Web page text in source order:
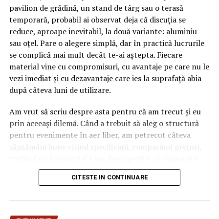
pavilion de grădină, un stand de târg sau o terasă
temporară, probabil ai observat deja că discuția se
reduce, aproape inevitabil, la două variante: aluminiu
sau oțel. Pare o alegere simplă, dar în practică lucrurile
se complică mai mult decât te-ai aștepta. Fiecare
material vine cu compromisuri, cu avantaje pe care nu le
vezi imediat și cu dezavantaje care ies la suprafață abia
după câteva luni de utilizare.
Am vrut să scriu despre asta pentru că am trecut și eu
prin aceeași dilemă. Când a trebuit să aleg o structură
pentru evenimente în aer liber, am petrecut câteva
săptămâni bune citind specificații, comparând prețuri,
„corect” depinde mult de context, de cât de des muți
pavilionul și de ce condiții meteo ai de înfruntat.
CITESTE IN CONTINUARE